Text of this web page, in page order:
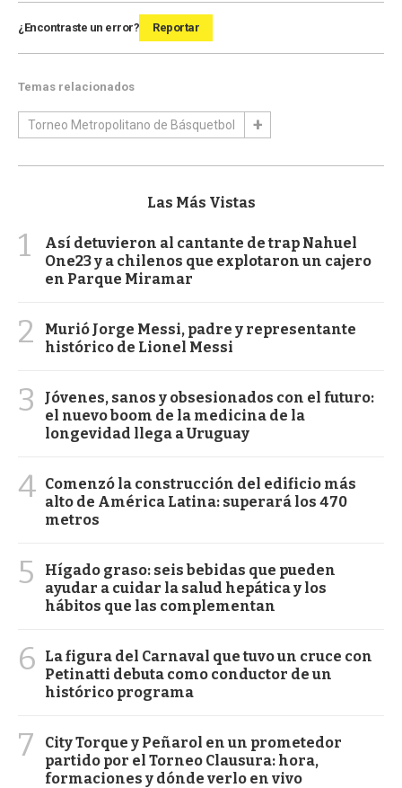
¿Encontraste un error? Reportar
Temas relacionados
Torneo Metropolitano de Básquetbol
Las Más Vistas
1
Así detuvieron al cantante de trap Nahuel
One23 y a chilenos que explotaron un cajero
en Parque Miramar
2
Murió Jorge Messi, padre y representante
histórico de Lionel Messi
3
Jóvenes, sanos y obsesionados con el futuro:
el nuevo boom de la medicina de la
longevidad llega a Uruguay
4 Comenzó la construcción del edificio más
alto de América Latina: superará los 470
metros
5
Hígado graso: seis bebidas que pueden
ayudar a cuidar la salud hepática y los
hábitos que las complementan
6
La figura del Carnaval que tuvo un cruce con
Petinatti debuta como conductor de un
histórico programa
7
City Torque y Peñarol en un prometedor
partido por el Torneo Clausura: hora,
formaciones y dónde verlo en vivo